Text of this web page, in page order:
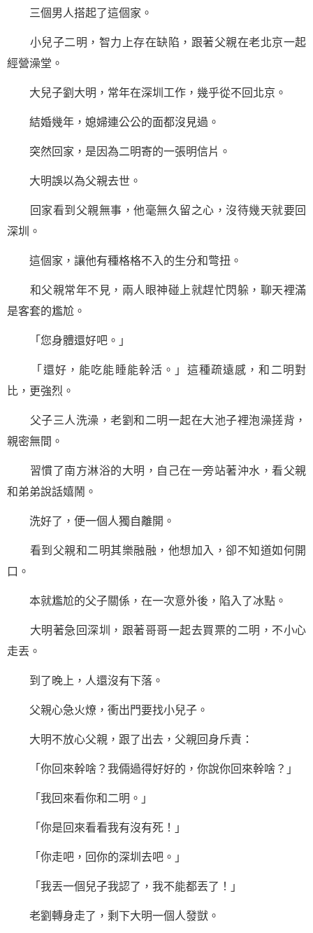
三個男人搭起了這個家。
小兒子二明，智力上存在缺陷，跟著父親在老北京一起
經營澡堂。
大兒子劉大明，常年在深圳工作，幾乎從不回北京。
結婚幾年，媳婦連公公的面都沒見過。
突然回家，是因為二明寄的一張明信片。
大明誤以為父親去世。
回家看到父親無事，他毫無久留之心，沒待幾天就要回
深圳。
這個家，讓他有種格格不入的生分和彆扭。
和父親常年不見，兩人眼神碰上就趕忙閃躲，聊天裡滿
是客套的尷尬。
「您身體還好吧。」
「還好，能吃能睡能幹活。」這種疏遠感，和二明對
比，更強烈。
父子三人洗澡，老劉和二明一起在大池子裡泡澡搓背，
親密無間。
習慣了南方淋浴的大明，自己在一旁站著沖水，看父親
和弟弟說話嬉鬧。
洗好了，便一個人獨自離開。
看到父親和二明其樂融融，他想加入，卻不知道如何開
口。
本就尷尬的父子關係，在一次意外後，陷入了冰點。
大明著急回深圳，跟著哥哥一起去買票的二明，不小心
走丟。
到了晚上，人還沒有下落。
父親心急火燎，衝出門要找小兒子。
大明不放心父親，跟了出去，父親回身斥責：
「你回來幹啥？我倆過得好好的，你說你回來幹啥？」
「我回來看你和二明。」
「你是回來看看我有沒有死！」
「你走吧，回你的深圳去吧。」
「我丟一個兒子我認了，我不能都丟了！」
老劉轉身走了，剩下大明一個人發獃。